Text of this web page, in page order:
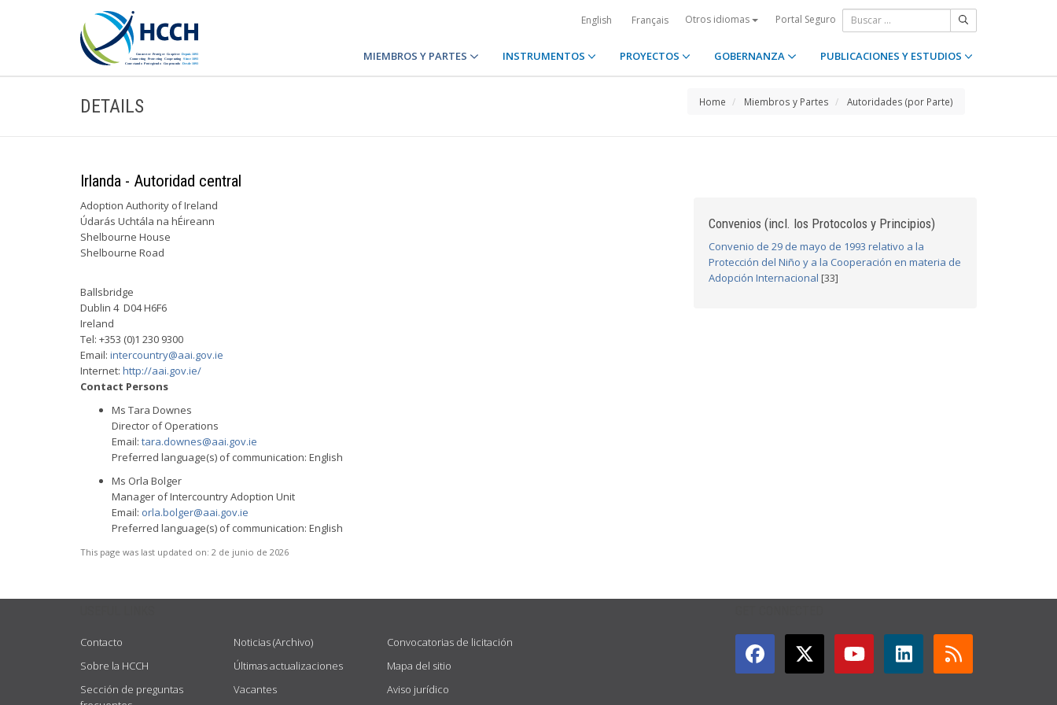
English Français Otros idiomas Portal Seguro
MIEMBROS Y PARTES INSTRUMENTOS PROYECTOS GOBERNANZA PUBLICACIONES Y ESTUDIOS
DETAILS Home Miembros y Partes Autoridades (por Parte)
Irlanda - Autoridad central
Adoption Authority of Ireland
Údarás Uchtála na hÉireann
Shelbourne House
Shelbourne Road
Ballsbridge
Dublin 4 D04 H6F6
Ireland
Tel: +353 (0)1 230 9300
Email: intercountry@aai.gov.ie
Internet: http://aai.gov.ie/
Contact Persons
Ms Tara Downes
Director of Operations
Email: tara.downes@aai.gov.ie
Preferred language(s) of communication: English
Ms Orla Bolger
Manager of Intercountry Adoption Unit
Email: orla.bolger@aai.gov.ie
Preferred language(s) of communication: English
This page was last updated on: 2 de junio de 2026
Convenios (incl. los Protocolos y Principios)
Convenio de 29 de mayo de 1993 relativo a la
Protección del Niño y a la Cooperación en materia de
Adopción Internacional [33]
Contacto
Sobre la HCCH
Sección de preguntas
Noticias (Archivo)
Últimas actualizaciones
Vacantes
Convocatorias de licitación
Mapa del sitio
Aviso jurídico